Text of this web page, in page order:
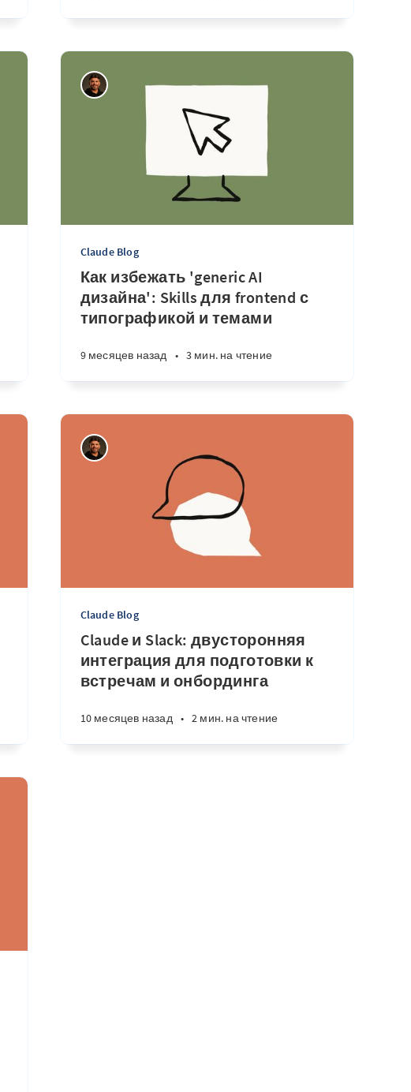
Claude Blog
Как избежать 'generic AI
дизайна': Skills для frontend с
типографикой и темами
9 месяцев назад • 3 мин. на чтение
Claude Blog
Claude и Slack: двусторонняя
интеграция для подготовки к
встречам и онбординга
10 месяцев назад • 2 мин. на чтение